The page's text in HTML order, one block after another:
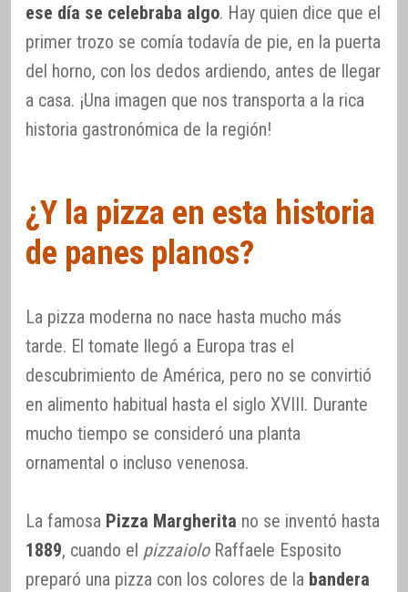
ese día se celebraba algo. Hay quien dice que el
primer trozo se comía todavía de pie, en la puerta
del horno, con los dedos ardiendo, antes de llegar
a casa. ¡Una imagen que nos transporta a la rica
historia gastronómica de la región!
¿Y la pizza en esta historia
de panes planos?
La pizza moderna no nace hasta mucho más
tarde. El tomate llegó a Europa tras el
descubrimiento de América, pero no se convirtió
en alimento habitual hasta el siglo XVIII. Durante
mucho tiempo se consideró una planta
ornamental o incluso venenosa.
La famosa Pizza Margherita no se inventó hasta
1889, cuando el pizzaiolo Raffaele Esposito
preparó una pizza con los colores de la bandera